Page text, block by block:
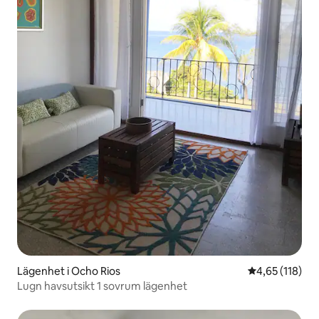
Lägenhet i Ocho Rios 4,65 av 5 i
4,65 (118)
Lugn havsutsikt 1 sovrum lägenhet